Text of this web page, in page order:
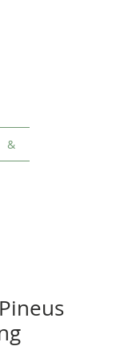
&